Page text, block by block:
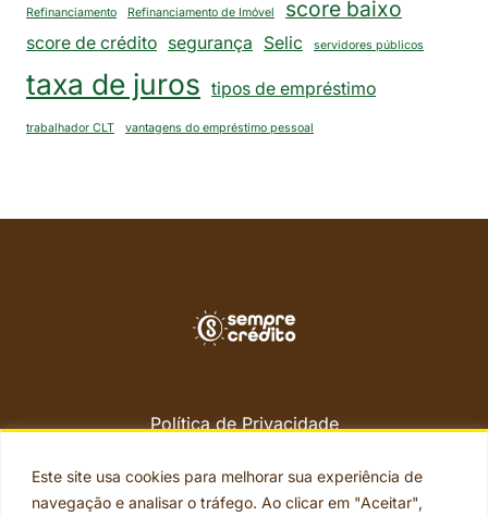
Este site usa cookies para melhorar sua experiência de
navegação e analisar o tráfego. Ao clicar em "Aceitar",
Refinanciamento Refinanciamento de Imóvel score baixo
score de crédito segurança Selic servidores públicos
taxa de juros tipos de empréstimo
trabalhador CLT vantagens do empréstimo pessoal
Política de Privacidade
Segurança